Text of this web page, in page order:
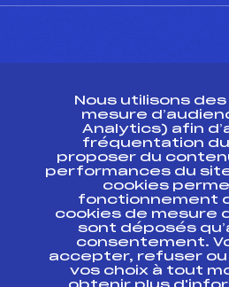
Ressources
Pass’Neige
Projet sportif fédéral
Projet de performance
Antidopage
Pôle Développement,
Scientifique
Listes ministérielles
Nous utilisons
mesure
Analytics) afin
fréquentation
proposer du
performances du
cookies
fonctionnement
cookies de mesure
sont déposés
consentement.
accepter, refuser
vos choix à tout